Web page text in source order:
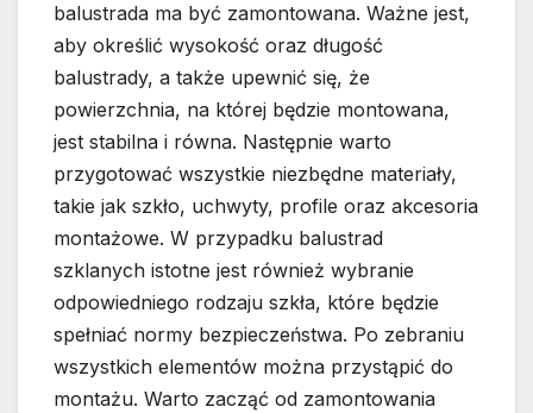
balustrada ma być zamontowana. Ważne jest,
aby określić wysokość oraz długość
balustrady, a także upewnić się, że
powierzchnia, na której będzie montowana,
jest stabilna i równa. Następnie warto
przygotować wszystkie niezbędne materiały,
takie jak szkło, uchwyty, profile oraz akcesoria
montażowe. W przypadku balustrad
szklanych istotne jest również wybranie
odpowiedniego rodzaju szkła, które będzie
spełniać normy bezpieczeństwa. Po zebraniu
wszystkich elementów można przystąpić do
montażu. Warto zacząć od zamontowania